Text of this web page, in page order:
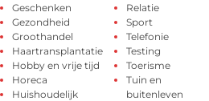
Geschenken
Gezondheid
Groothandel
Haartransplantatie
Hobby en vrije tijd
Horeca
Huishoudelijk
Relatie
Sport
Telefonie
Testing
Toerisme
Tuin en
buitenleven